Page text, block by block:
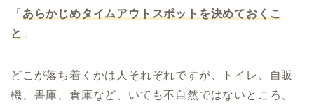
「 あらかじめタイムアウトスポットを決めておくこ
と 」
どこが落ち着くかは人それぞれですが、トイレ、自販
機、書庫、倉庫など、いても不自然ではないところ、